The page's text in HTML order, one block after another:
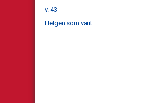
v. 43
Helgen som varit